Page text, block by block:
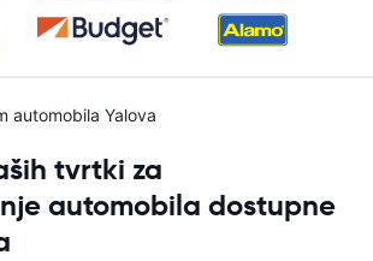
automobila Yalova
tvrtki za
automobila dostupne